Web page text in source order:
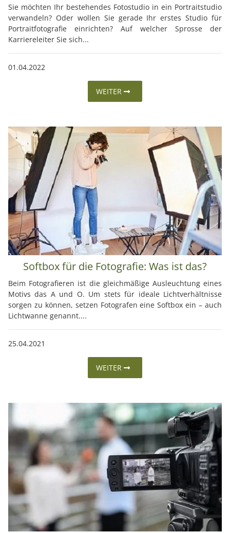
Sie möchten Ihr bestehendes Fotostudio in ein Portraitstudio
verwandeln? Oder wollen Sie gerade Ihr erstes Studio für
Portraitfotografie einrichten? Auf welcher Sprosse der
Karriereleiter Sie sich...
01.04.2022
WEITER
Softbox für die Fotografie: Was ist das?
Beim Fotografieren ist die gleichmäßige Ausleuchtung eines
Motivs das A und O. Um stets für ideale Lichtverhältnisse
sorgen zu können, setzen Fotografen eine Softbox ein – auch
Lichtwanne genannt....
25.04.2021
WEITER